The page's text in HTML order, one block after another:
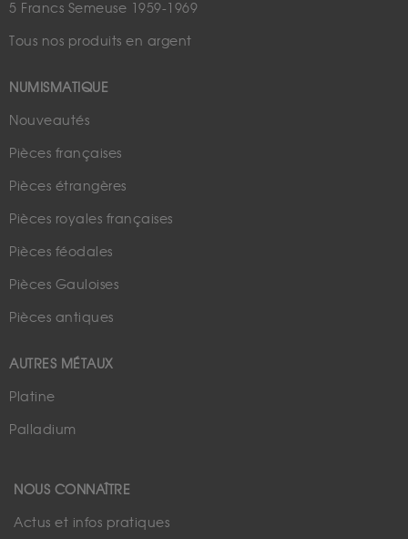
5 Francs Semeuse 1959-1969
Tous nos produits en argent
NUMISMATIQUE
Nouveautés
Pièces françaises
Pièces étrangères
Pièces royales françaises
Pièces féodales
Pièces Gauloises
Pièces antiques
AUTRES MÉTAUX
Platine
Palladium
NOUS CONNAÎTRE
Actus et infos pratiques